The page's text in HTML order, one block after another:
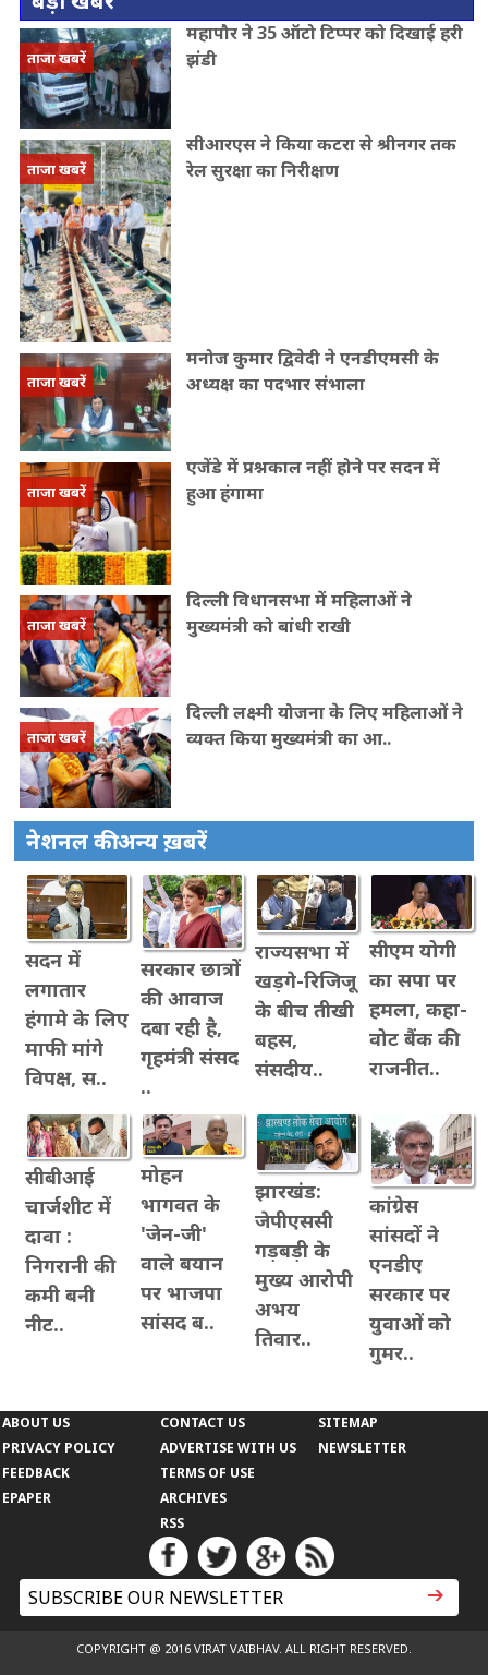
ताजा खबरें
महापौर ने 35 ऑटो टिप्पर को दिखाई हरी
झंडी
ताजा खबरें
सीआरएस ने किया कटरा से श्रीनगर तक
रेल सुरक्षा का निरीक्षण
ताजा खबरें
मनोज कुमार द्विवेदी ने एनडीएमसी के
अध्यक्ष का पदभार संभाला
ताजा खबरें
एजेंडे में प्रश्नकाल नहीं होने पर सदन में
हुआ हंगामा
ताजा खबरें
दिल्ली विधानसभा में महिलाओं ने
मुख्यमंत्री को बांधी राखी
ताजा खबरें
दिल्ली लक्ष्मी योजना के लिए महिलाओं ने
व्यक्त किया मुख्यमंत्री का आ..
नेशनल की अन्य ख़बरें
सदन में
लगातार
हंगामे के लिए
माफी मांगे
विपक्ष, स..
सरकार छात्रों
की आवाज
दबा रही है,
गृहमंत्री संसद
..
राज्यसभा में
खड़गे-रिजिजू
के बीच तीखी
बहस,
संसदीय..
सीएम योगी
का सपा पर
हमला, कहा-
वोट बैंक की
राजनीत..
सीबीआई
चार्जशीट में
दावा :
निगरानी की
कमी बनी
नीट..
मोहन
भागवत के
'जेन-जी'
वाले बयान
पर भाजपा
सांसद ब..
झारखंड:
जेपीएससी
गड़बड़ी के
मुख्य आरोपी
अभय
तिवार..
कांग्रेस
सांसदों ने
एनडीए
सरकार पर
युवाओं को
गुमर..
ABOUT US
PRIVACY POLICY
CONTACT US
ADVERTISE WITH US
SITEMAP
NEWSLETTER
FEEDBACK
EPAPER
TERMS OF USE
ARCHIVES
RSS
COPYRIGHT @ 2016 VIRAT VAIBHAV. ALL RIGHT RESERVED.